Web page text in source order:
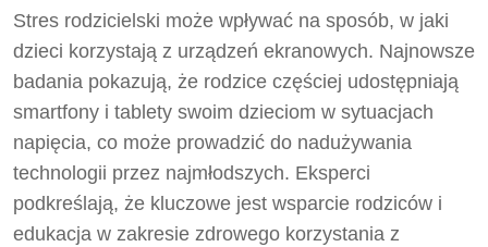
Stres rodzicielski może wpływać na sposób, w jaki
dzieci korzystają z urządzeń ekranowych. Najnowsze
badania pokazują, że rodzice częściej udostępniają
smartfony i tablety swoim dzieciom w sytuacjach
napięcia, co może prowadzić do nadużywania
technologii przez najmłodszych. Eksperci
podkreślają, że kluczowe jest wsparcie rodziców i
edukacja w zakresie zdrowego korzystania z